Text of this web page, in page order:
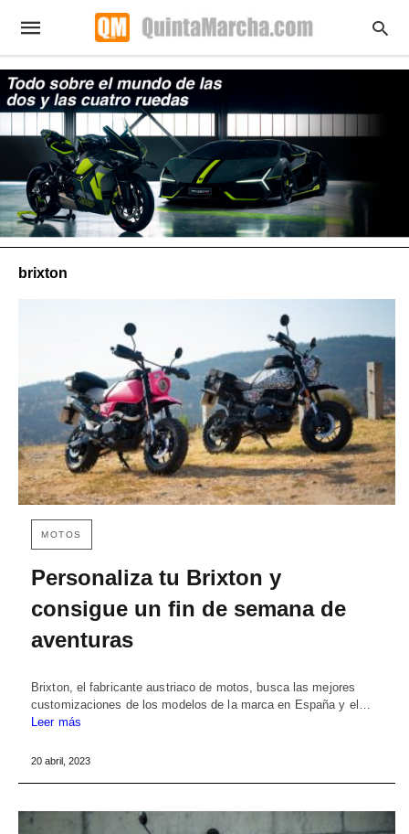
brixton
MOTOS
Personaliza tu Brixton y
consigue un fin de semana de
aventuras
Brixton, el fabricante austriaco de motos, busca las mejores
customizaciones de los modelos de la marca en España y el…
Leer más
20 abril, 2023